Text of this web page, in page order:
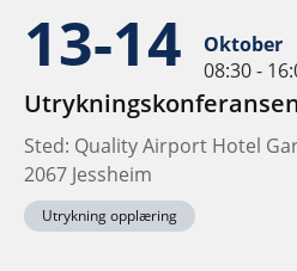
13-14
Oktober
08:30 -
Sted: Quality Airport Hotel
2067 Jessheim
Utrykning opplæring